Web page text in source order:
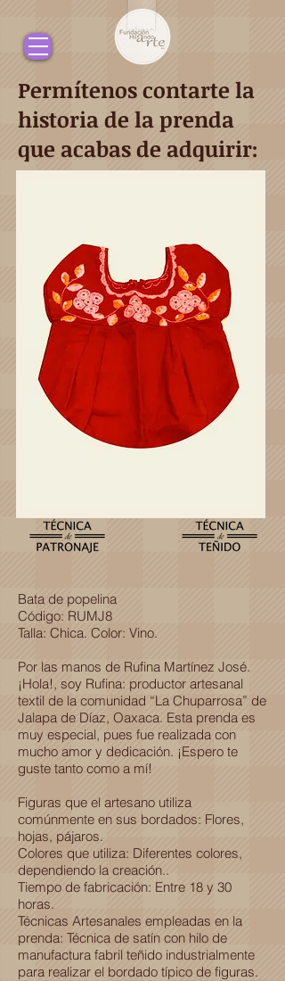
Permítenos contarte la
historia de la prenda
que acabas de adquirir:
Bata de popelina
Código: RUMJ8
Talla: Chica. Color: Vino.
Por las manos de Rufina Martínez José.
¡Hola!, soy Rufina: productor artesanal
textil de la comunidad “La Chuparrosa” de
Jalapa de Díaz, Oaxaca. Esta prenda es
muy especial, pues fue realizada con
mucho amor y dedicación. ¡Espero te
guste tanto como a mí!
Figuras que el artesano utiliza
comúnmente en sus bordados: Flores,
hojas, pájaros.
Colores que utiliza: Diferentes colores,
dependiendo la creación..
Tiempo de fabricación: Entre 18 y 30
horas.
Técnicas Artesanales empleadas en la
prenda: Técnica de satín con hilo de
manufactura fabril teñido industrialmente
para realizar el bordado típico de figuras.